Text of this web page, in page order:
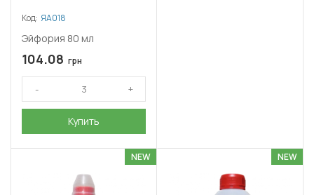
Код: ЯА018
Эйфория 80 мл
104.08 грн
Купить
NEW NEW